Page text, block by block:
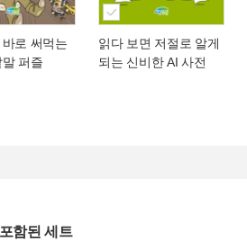
로 써먹는
퍼즐
읽다 보면 저절로 알게
되는 신비한 AI 사전
함된 세트